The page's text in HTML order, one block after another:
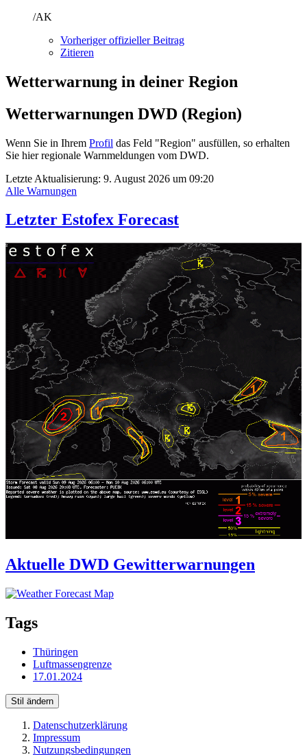
/AK
Vorheriger offizieller Beitrag
Zitieren
Wetterwarnung in deiner Region
Wetterwarnungen DWD (Region)
Wenn Sie in Ihrem Profil das Feld "Region" ausfüllen, so erhalten
Sie hier regionale Warnmeldungen vom DWD.
Letzte Aktualisierung: 9. August 2026 um 09:20
Alle Warnungen
Letzter Estofex Forecast
Aktuelle DWD Gewitterwarnungen
Tags
Thüringen
Luftmassengrenze
17.01.2024
Stil ändern
Datenschutzerklärung
Impressum
Nutzungsbedingungen